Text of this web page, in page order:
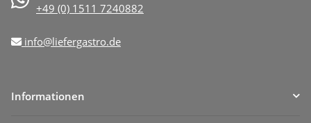
+49 (0) 1511 7240882
info@liefergastro.de
Informationen